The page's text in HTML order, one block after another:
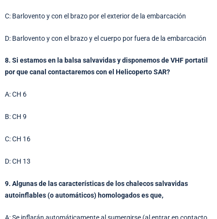
C: Barlovento y con el brazo por el exterior de la embarcación
D: Barlovento y con el brazo y el cuerpo por fuera de la embarcación
8. Si estamos en la balsa salvavidas y disponemos de VHF portatil
por que canal contactaremos con el Helicoperto SAR?
A: CH 6
B: CH 9
C: CH 16
D: CH 13
9. Algunas de las características de los chalecos salvavidas
autoinflables (o automáticos) homologados es que,
A: Se inflarán automáticamente al sumergirse (al entrar en contacto